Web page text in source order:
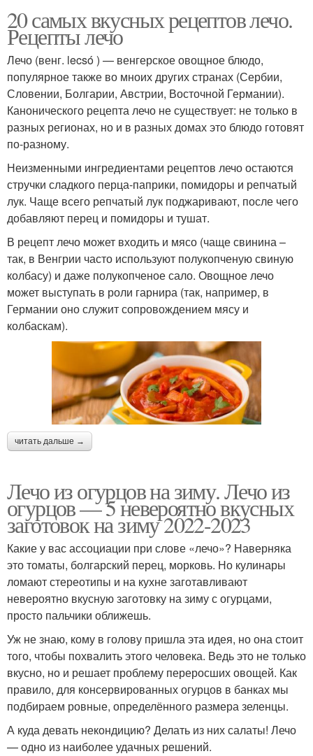
20 самых вкусных рецептов лечо.
Рецепты лечо
Лечо (венг. lecsó ) — венгерское овощное блюдо,
популярное также во мноих других странах (Сербии,
Словении, Болгарии, Австрии, Восточной Германии).
Канонического рецепта лечо не существует: не только в
разных регионах, но и в разных домах это блюдо готовят
по-разному.
Неизменными ингредиентами рецептов лечо остаются
стручки сладкого перца-паприки, помидоры и репчатый
лук. Чаще всего репчатый лук поджаривают, после чего
добавляют перец и помидоры и тушат.
В рецепт лечо может входить и мясо (чаще свинина –
так, в Венгрии часто используют полукопченую свиную
колбасу) и даже полукопченое сало. Овощное лечо
может выступать в роли гарнира (так, например, в
Германии оно служит сопровождением мясу и
колбаскам).
читать дальше →
Лечо из огурцов на зиму. Лечо из
огурцов — 5 невероятно вкусных
заготовок на зиму 2022-2023
Какие у вас ассоциации при слове «лечо»? Наверняка
это томаты, болгарский перец, морковь. Но кулинары
ломают стереотипы и на кухне заготавливают
невероятно вкусную заготовку на зиму с огурцами,
просто пальчики оближешь.
Уж не знаю, кому в голову пришла эта идея, но она стоит
того, чтобы похвалить этого человека. Ведь это не только
вкусно, но и решает проблему переросших овощей. Как
правило, для консервированных огурцов в банках мы
подбираем ровные, определённого размера зеленцы.
А куда девать некондицию? Делать из них салаты! Лечо
— одно из наиболее удачных решений.